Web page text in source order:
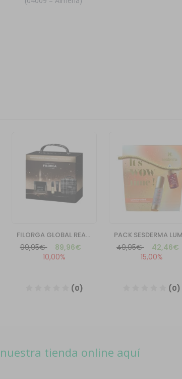
tienda online aquí